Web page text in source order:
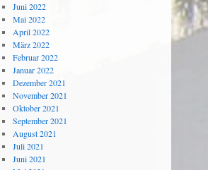
Juni 2022
Mai 2022
April 2022
März 2022
Februar 2022
Januar 2022
Dezember 2021
November 2021
Oktober 2021
September 2021
August 2021
Juli 2021
Juni 2021